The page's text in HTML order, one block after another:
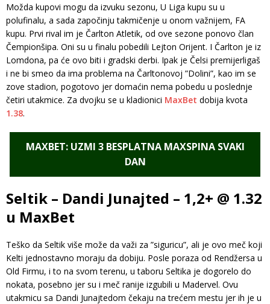
Možda kupovi mogu da izvuku sezonu, U Liga kupu su u
polufinalu, a sada započinju takmičenje u onom važnijem, FA
kupu. Prvi rival im je Čarlton Atletik, od ove sezone ponovo član
Čempionšipa. Oni su u finalu pobedili Lejton Orijent. I Čarlton je iz
Lomdona, pa će ovo biti i gradski derbi. Ipak je Čelsi premijerligaš
i ne bi smeo da ima problema na Čarltonovoj ”Dolini”, kao im se
zove stadion, pogotovo jer domaćin nema pobedu u poslednje
četiri utakmice. Za dvojku se u kladionici MaxBet dobija kvota
1.38.
MAXBET: UZMI 3 BESPLATNA MAXSPINA SVAKI
DAN
Seltik – Dandi Junajted – 1,2+ @ 1.32
u MaxBet
Teško da Seltik više može da važi za ”siguricu”, ali je ovo meč koji
Kelti jednostavno moraju da dobiju. Posle poraza od Rendžersa u
Old Firmu, i to na svom terenu, u taboru Seltika je dogorelo do
nokata, posebno jer su i meč ranije izgubili u Madervel. Ovu
utakmicu sa Dandi Junajtedom čekaju na trećem mestu jer ih je u